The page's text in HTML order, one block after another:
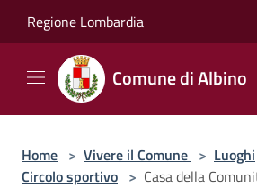
Regione Lombardia
Comune di Albino
Home > Vivere il Comune > Luoghi
Circolo sportivo > Casa della